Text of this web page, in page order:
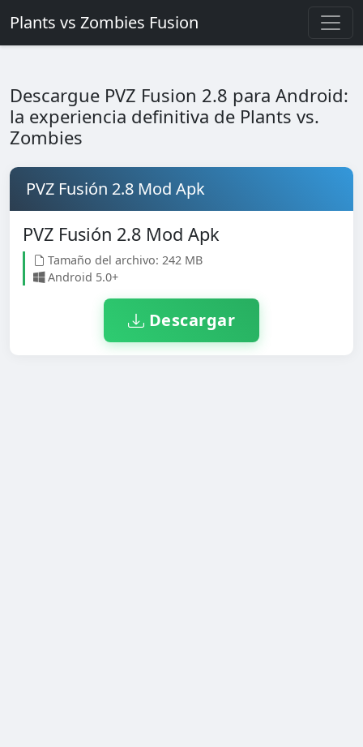
Plants vs Zombies Fusion
Descargue PVZ Fusion 2.8 para Android:
la experiencia definitiva de Plants vs.
Zombies
PVZ Fusión 2.8 Mod Apk
PVZ Fusión 2.8 Mod Apk
Tamaño del archivo: 242 MB
Android 5.0+
Descargar